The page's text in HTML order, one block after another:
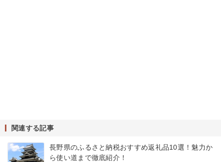
関連する記事
長野県のふるさと納税おすすめ返礼品10選！魅力か
ら使い道まで徹底紹介！